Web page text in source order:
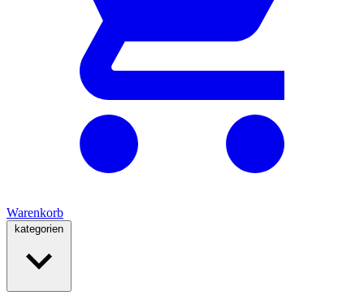
Warenkorb
kategorien